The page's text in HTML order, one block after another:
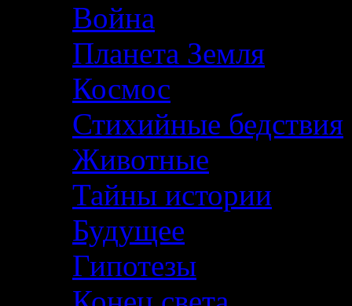
Война
Планета Земля
Космос
Стихийные бедствия
Животные
Тайны истории
Будущее
Гипотезы